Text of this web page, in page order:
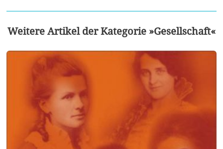
Weitere Artikel der Kategorie »Gesellschaft«